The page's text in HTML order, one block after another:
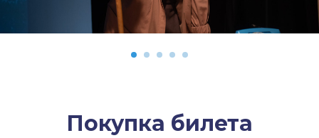
Покупка билета